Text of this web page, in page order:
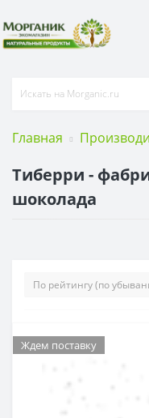
Главная
Тиберри -
шоколада
Ждем поставку